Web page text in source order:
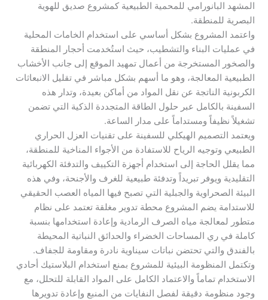
المشهد البانورامي للمحمية الطبيعية كمشروع صديق للهوية
البصرية للمنطقة.
​واعتمد المشروع بشكل أساسي على استخدام الخامات المحلية
في عمليات البناء والتشطيب، حيث استُخدمت أحجار المنطقة
والصخور المستخرجة من أعمال تمهيد الموقع إلى جانب الأخشاب
الطبيعية المعالجة، وهو ما أسهم بشكل مباشر في تقليل الانبعاثات
الكربونية الناتجة عن نقل المواد من أماكن بعيدة، وتدار هذه
السفينة بالكامل عبر حلول الطاقة المتجددة الذكية التي تضمن
تشغيلاً نظيفاً ومستداماً على مدار الساعة.
​ويعتمد التصميم الهيكلي للسفينة على تقنيات العزل الحراري
الطبيعي وتوجيه الرياح للاستفادة من الأجواء المناخية للمنطقة،
مما يقلل الحاجة إلى استخدام أجهزة التكييف والتدفئة الكهربائية
التقليدية ويوفر تبريداً وتدفئة طبيعية للغرف والأجنحة، وفي هذه
البيئة الصحراوية والجبلية التي تصبح فيها المياه العصب الحقيقي
للاستدامة يضم المشروع محطة تدوير مغلقة تعتمد على نظام
متطور لمعالجة مياه الصرف الرمادية وإعادة استخدامها بنسبة
كاملة في ري المساحات الخضراء والحدائق النباتية المحيطة
بالفندق والتي تحتضن نباتات سيناوية نادرة ومقاومة للجفاف.
​وتكتمل المنظومة البيئية للمشروع بمنع استخدام البلاستيك أحادي
الاستخدام تماماً والاعتماد الكامل على المواد القابلة للتحلل، مع
وجود منظومة دقيقة لفصل النفايات من المنبع وإعادة تدويرها